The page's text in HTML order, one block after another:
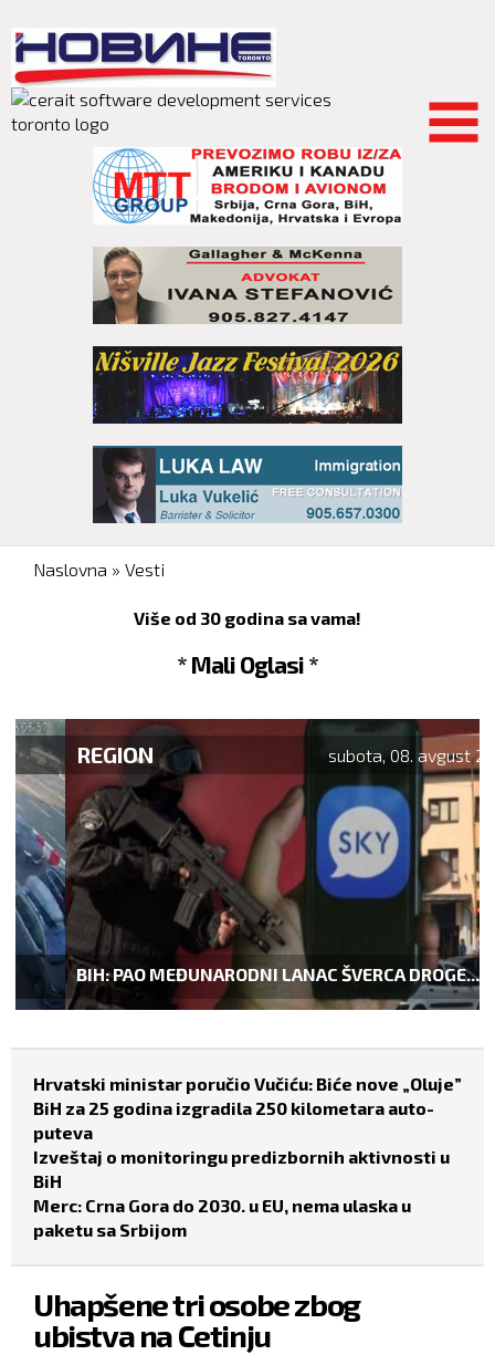
main
content
You are here
Naslovna » Vesti
Više od 30 godina sa vama!
* Mali Oglasi *
REGION subota, 08. avgust 2026.
BIH: PAO MEĐUNARODNI LANAC ŠVERCA DROGE...
Hrvatski ministar poručio Vučiću: Biće nove „Oluje”
BiH za 25 godina izgradila 250 kilometara auto-
puteva
Izveštaj o monitoringu predizbornih aktivnosti u
BiH
Merc: Crna Gora do 2030. u EU, nema ulaska u
paketu sa Srbijom
Uhapšene tri osobe zbog
ubistva na Cetinju